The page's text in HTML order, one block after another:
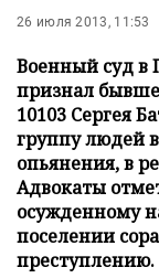
26 июля 2013, 11:53
Военный суд в
признал
10103 Сергея
группу людей
опьянения, в
Адвокаты
осужденному
поселении
преступлению.